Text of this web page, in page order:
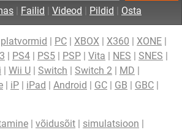
| Failid | Videod | Pildid | Osta
| PC | XBOX | X360 | XONE |
| PS4 | PS5 | PSP | Vita | NES | SNES |
| Wii U | Switch | Switch 2 | MD |
| iP | iPad | Android | GC | GB | GBC |
| võidusõit | simulatsioon |